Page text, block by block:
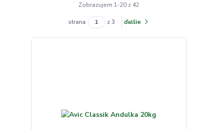
Zobrazujem 1-20 z 42
strana z 3 ďalšie